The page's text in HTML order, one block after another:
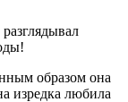
образом она
изредка любила